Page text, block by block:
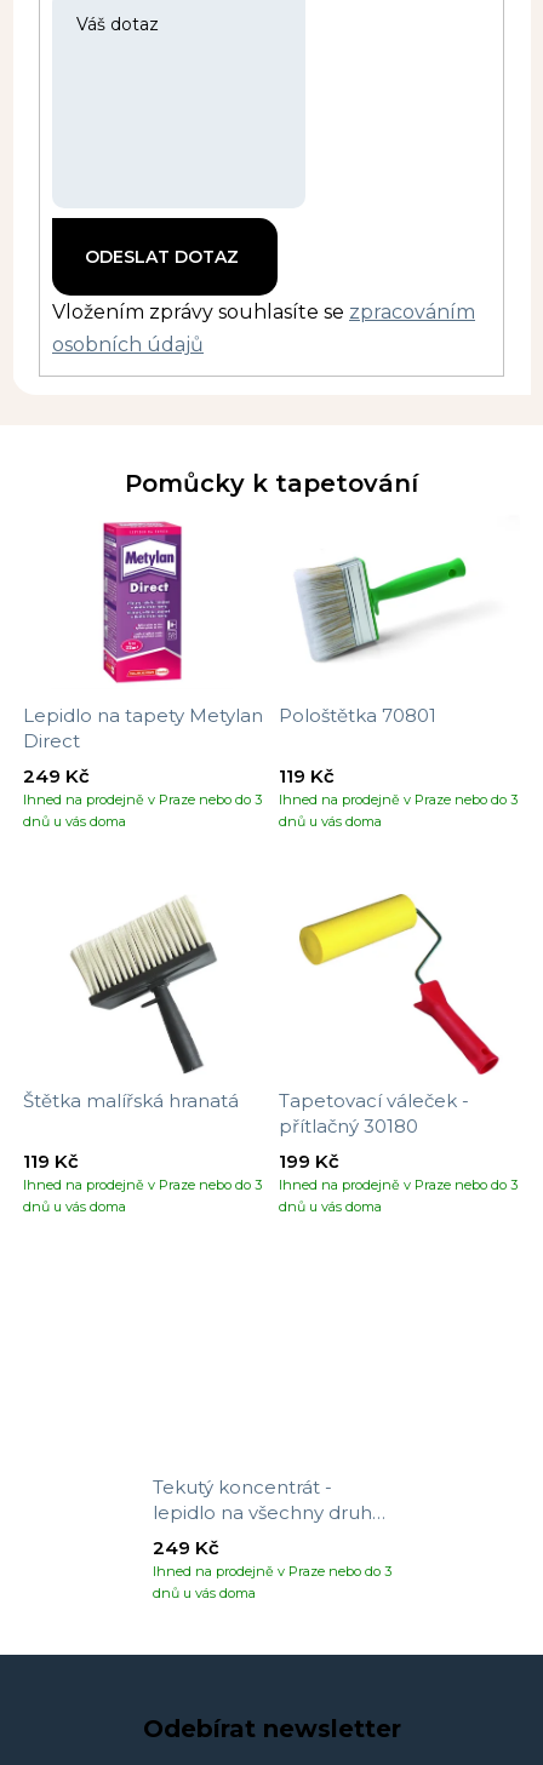
Vložením zprávy souhlasíte se zpracováním
osobních údajů
Pomůcky k tapetování
Lepidlo na tapety Metylan
Direct
Ihned na prodejně v Praze nebo do 3
dnů u vás doma
249 Kč
Pološtětka 70801
Ihned na prodejně v Praze nebo do 3
dnů u vás doma
119 Kč
Štětka malířská hranatá
Ihned na prodejně v Praze nebo do 3
dnů u vás doma
119 Kč
Tapetovací váleček -
přítlačný 30180
Ihned na prodejně v Praze nebo do 3
dnů u vás doma
199 Kč
Tekutý koncentrát -
lepidlo na všechny druhy
tapet
Ihned na prodejně v Praze nebo do 3
dnů u vás doma
249 Kč
Odebírat newsletter